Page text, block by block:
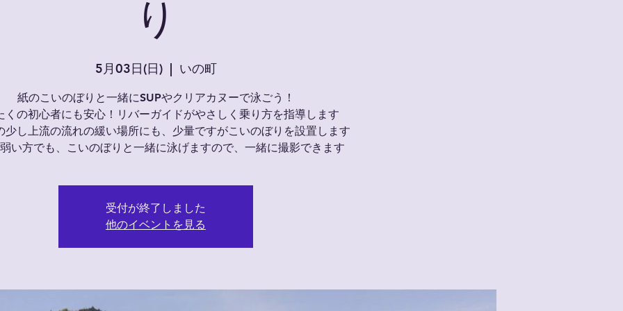
り
5月03日(日)
  |
いの町
紙のこいのぼりと一緒にSUPやクリアカヌーで泳ごう！
くの初心者にも安心！リバーガイドがやさしく乗り方を指導します
少し上流の流れの緩い場所にも、少量ですがこいのぼりを設置します
い方でも、こいのぼりと一緒に泳げますので、一緒に撮影できます
受付が終了しました
他のイベントを見る